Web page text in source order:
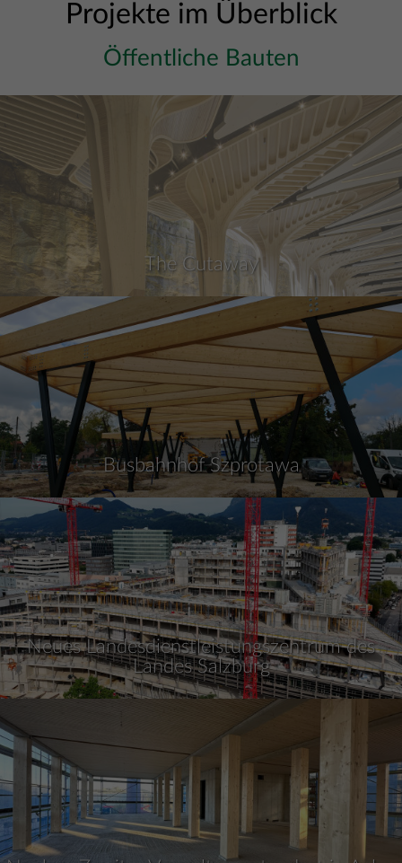
Projekte im Überblick
Öffentliche Bauten
The Cutaway
Busbahnhof Szprotawa
Neues Landesdienstleistungszentrum des
Landes Salzburg